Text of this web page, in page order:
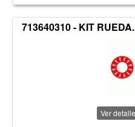
713640310 - KIT
Ver